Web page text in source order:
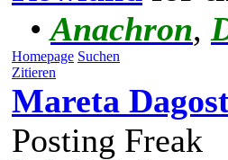
•Anachron,
Homepage Suchen
Zitieren
Mareta
Posting Freak